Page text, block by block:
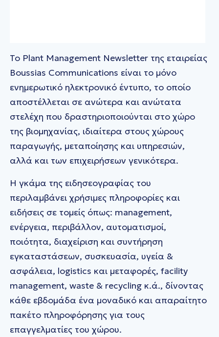
To Plant Management Newsletter της εταιρείας
Boussias Communications είναι το μόνο
ενηµερωτικό ηλεκτρονικό έντυπο, το οποίο
αποστέλλεται σε ανώτερα και ανώτατα
στελέχη που δραστηριοποιούνται στο χώρο
της βιοµηχανίας, ιδιαίτερα στους χώρους
παραγωγής, µεταποίησης και υπηρεσιών,
αλλά και των επιχειρήσεων γενικότερα.
Η γκάµα της ειδησεογραφίας του
περιλαµβάνει χρήσιµες πληροφορίες και
ειδήσεις σε τοµείς όπως: management,
ενέργεια, περιβάλλον, αυτοµατισµοί,
ποιότητα, διαχείριση και συντήρηση
εγκαταστάσεων, συσκευασία, υγεία &
ασφάλεια, logistics και µεταφορές, facility
management, waste & recycling κ.ά., δίνοντας
κάθε εβδοµάδα ένα µοναδικό και απαραίτητο
πακέτο πληροφόρησης για τους
επαγγελµατίες του χώρου.